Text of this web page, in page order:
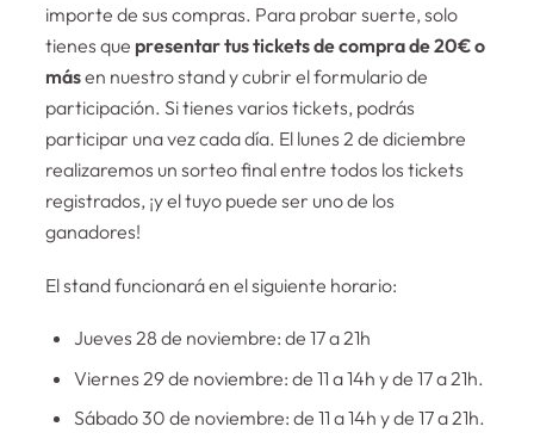
importe de sus compras. Para probar suerte, solo
tienes que presentar tus tickets de compra de 20€ o
másen nuestro stand y cubrir el formulario de
participación. Si tienes varios tickets, podrás
participar una vez cada día. El lunes 2 de diciembre
realizaremos un sorteo final entre todos los tickets
registrados, ¡y el tuyo puede ser uno de los
ganadores!
El stand funcionará en el siguiente horario:
Jueves 28 de noviembre: de 17 a 21h
Viernes 29 de noviembre: de 11 a 14h y de 17 a 21h.
Sábado 30 de noviembre: de 11 a 14h y de 17 a 21h.